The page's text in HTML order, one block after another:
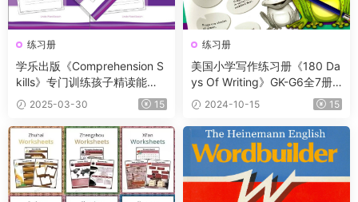
练习册
学乐出版《Comprehension S
kills》专门训练孩子精读能力
的练习，帮助孩子快速提升英
语阅读能力！
2025-03-30 15
练习册
美国小学写作练习册《180 Da
ys Of Writing》GK-G6全7册+
11集精讲课
2024-10-15 15